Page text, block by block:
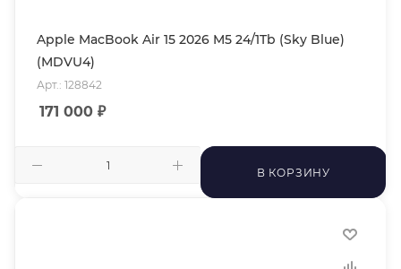
Apple MacBook Air 15 2026 M5 24/1Tb (Sky Blue)
(MDVU4)
Арт.: 128842
171 000 ₽
В КОРЗИНУ